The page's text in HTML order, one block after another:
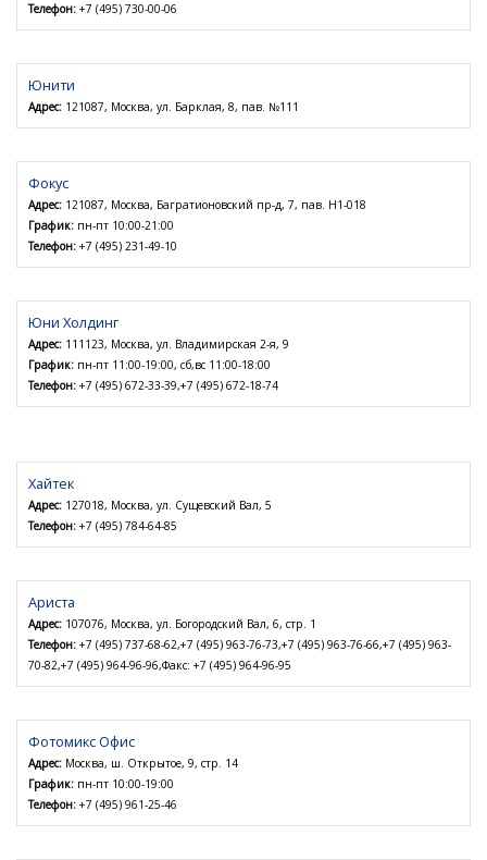
Телефон: +7 (495) 730-00-06
Юнити
Адрес: 121087, Москва, ул. Барклая, 8, пав. №111
Фокус
Адрес: 121087, Москва, Багратионовский пр-д, 7, пав. Н1-018
График: пн-пт 10:00-21:00
Телефон: +7 (495) 231-49-10
Юни Холдинг
Адрес: 111123, Москва, ул. Владимирская 2-я, 9
График: пн-пт 11:00-19:00, сб,вс 11:00-18:00
Телефон: +7 (495) 672-33-39,+7 (495) 672-18-74
Хайтек
Адрес: 127018, Москва, ул. Сущевский Вал, 5
Телефон: +7 (495) 784-64-85
Ариста
Адрес: 107076, Москва, ул. Богородский Вал, 6, стр. 1
Телефон: +7 (495) 737-68-62,+7 (495) 963-76-73,+7 (495) 963-76-66,+7 (495) 963-
70-82,+7 (495) 964-96-96,Факс: +7 (495) 964-96-95
Фотомикс Офис
Адрес: Москва, ш. Открытое, 9, стр. 14
График: пн-пт 10:00-19:00
Телефон: +7 (495) 961-25-46